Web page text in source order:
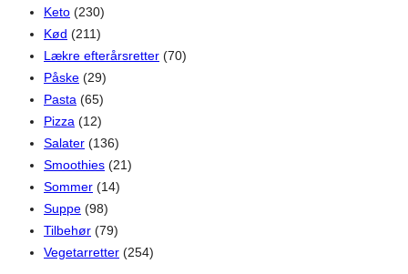
Keto (230)
Kød (211)
Lækre efterårsretter (70)
Påske (29)
Pasta (65)
Pizza (12)
Salater (136)
Smoothies (21)
Sommer (14)
Suppe (98)
Tilbehør (79)
Vegetarretter (254)